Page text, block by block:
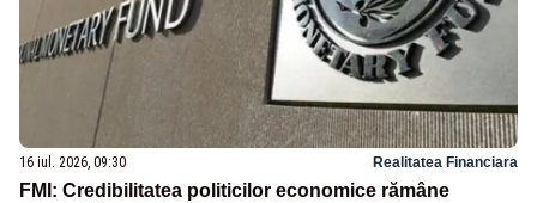
16 iul. 2026, 09:30 Realitatea Financiara
FMI: Credibilitatea politicilor economice rămâne